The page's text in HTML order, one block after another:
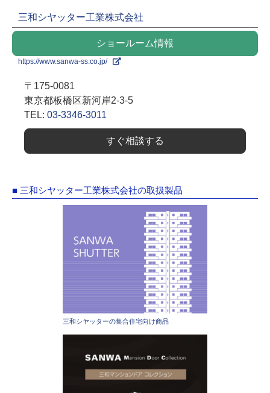
三和シヤッター工業株式会社
ショールーム情報
https://www.sanwa-ss.co.jp/
〒175-0081
東京都板橋区新河岸2-3-5
TEL: 03-3346-3011
すぐ相談する
■ 三和シヤッター工業株式会社の取扱製品
三和シヤッターの集合住宅向け商品